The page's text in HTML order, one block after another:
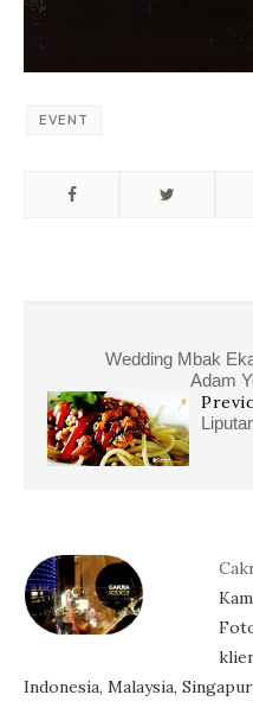
EVENT
Wedding Mbak
Adam
Indonesia, Malaysia,